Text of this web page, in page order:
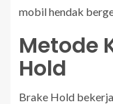
mobil hendak
Metode
Hold
Brake Hold